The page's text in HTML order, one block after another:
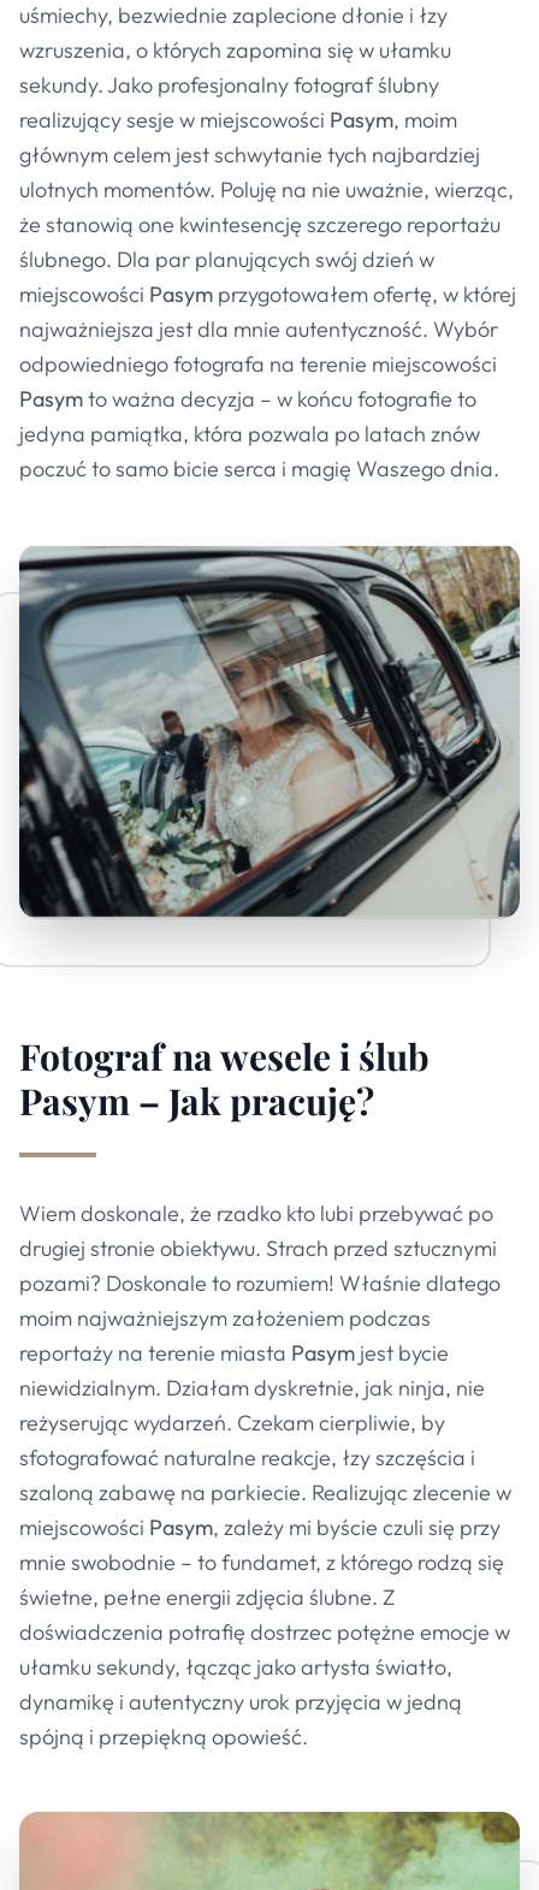
uśmiechy, bezwiednie zaplecione dłonie i łzy
wzruszenia, o których zapomina się w ułamku
sekundy. Jako profesjonalny fotograf ślubny
realizujący sesje w miejscowości Pasym, moim
głównym celem jest schwytanie tych najbardziej
ulotnych momentów. Poluję na nie uważnie, wierząc,
że stanowią one kwintesencję szczerego reportażu
ślubnego. Dla par planujących swój dzień w
miejscowości Pasym przygotowałem ofertę, w której
najważniejsza jest dla mnie autentyczność. Wybór
odpowiedniego fotografa na terenie miejscowości
Pasymto ważna decyzja – w końcu fotografie to
jedyna pamiątka, która pozwala po latach znów
poczuć to samo bicie serca i magię Waszego dnia.
Fotograf na wesele i ślub
Pasym – Jak pracuję?
Wiem doskonale, że rzadko kto lubi przebywać po
drugiej stronie obiektywu. Strach przed sztucznymi
pozami? Doskonale to rozumiem! Właśnie dlatego
moim najważniejszym założeniem podczas
reportaży na terenie miasta Pasym jest bycie
niewidzialnym. Działam dyskretnie, jak ninja, nie
reżyserując wydarzeń. Czekam cierpliwie, by
sfotografować naturalne reakcje, łzy szczęścia i
szaloną zabawę na parkiecie. Realizując zlecenie w
miejscowości Pasym, zależy mi byście czuli się przy
mnie swobodnie – to fundamet, z którego rodzą się
świetne, pełne energii zdjęcia ślubne. Z
doświadczenia potrafię dostrzec potężne emocje w
ułamku sekundy, łącząc jako artysta światło,
dynamikę i autentyczny urok przyjęcia w jedną
spójną i przepiękną opowieść.